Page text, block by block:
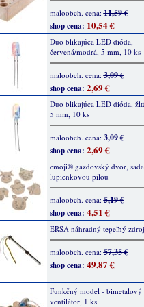
maloobch. cena:11,59 €
shop cena: 10,54 €
Duo blikajúca LED dióda,
červená/modrá, 5 mm, 10 ks
maloobch. cena:3,09 €
shop cena: 2,69 €
Duo blikajúca LED dióda,
5 mm, 10 ks
maloobch. cena:3,09 €
shop cena: 2,69 €
emoji® gazdovský dvor,
lupienkovou pílou
maloobch. cena:5,19 €
shop cena: 4,51 €
ERSA náhradný tepeľný
maloobch. cena:57,35 €
shop cena: 49,87 €
Funkčný model - bimetalový
ventilátor, 1 ks